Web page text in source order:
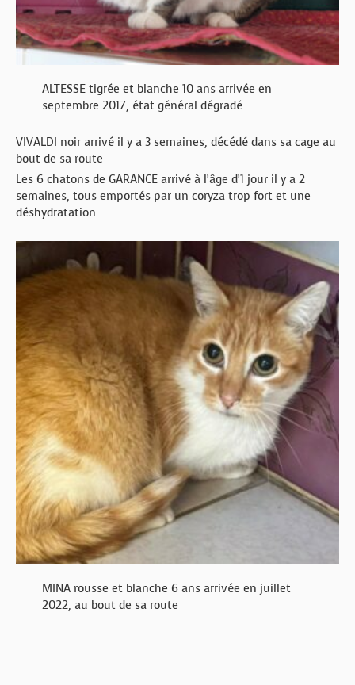
ALTESSE tigrée et blanche 10 ans arrivée en
septembre 2017, état général dégradé
VIVALDI noir arrivé il y a 3 semaines, décédé dans sa cage au
bout de sa route
Les 6 chatons de GARANCE arrivé à l’âge d’1 jour il y a 2
semaines, tous emportés par un coryza trop fort et une
déshydratation
MINA rousse et blanche 6 ans arrivée en juillet
2022, au bout de sa route